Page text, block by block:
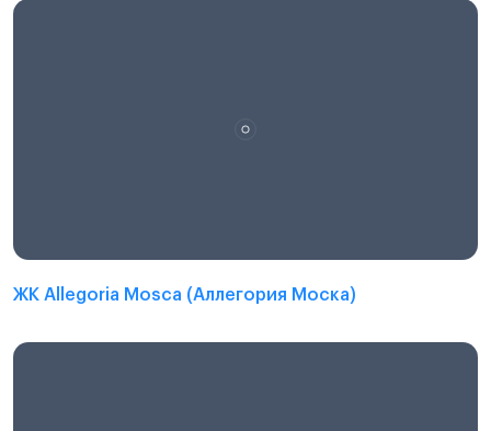
ЖК Allegoria Mosca (Аллегория Моска)